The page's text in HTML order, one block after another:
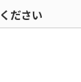
ださい